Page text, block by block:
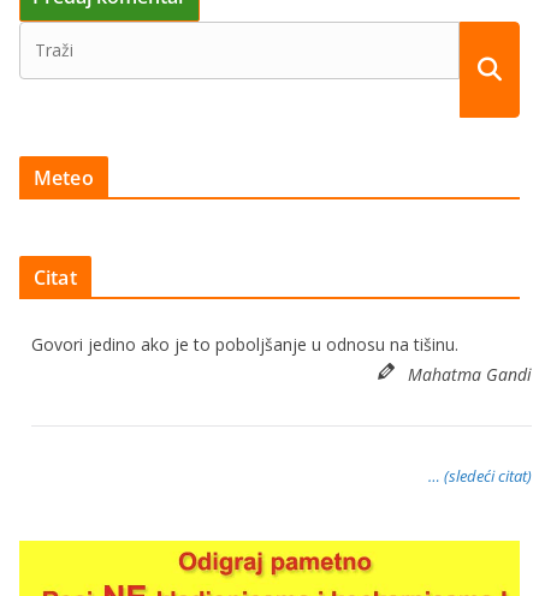
Meteo
Citat
Govori jedino ako je to poboljšanje u odnosu na tišinu.
Mahatma Gandi
… (sledeći citat)